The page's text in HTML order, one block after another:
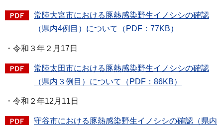
常陸大宮市における豚熱感染野生イノシシの確認
（県内4例目）について（PDF：77KB）
・令和３年２月17日
常陸太田市における豚熱感染野生イノシシの確認
（県内３例目）について（PDF：86KB）
・令和２年12月11日
守谷市における豚熱感染野生イノシシの確認（県内